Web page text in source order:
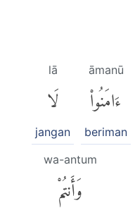
āmanū
ءَامَنُوا۟
beriman
lā
لَا
jangan
wa-antum
وَأَنتُمْ